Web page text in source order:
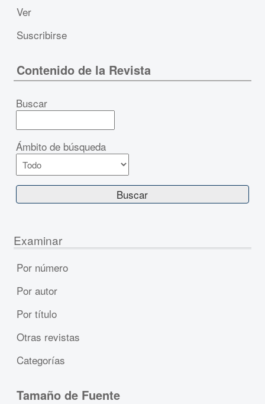
Ver
Suscribirse
Contenido de la Revista
Buscar
Ámbito de búsqueda
Examinar
Por número
Por autor
Por título
Otras revistas
Categorías
Tamaño de Fuente